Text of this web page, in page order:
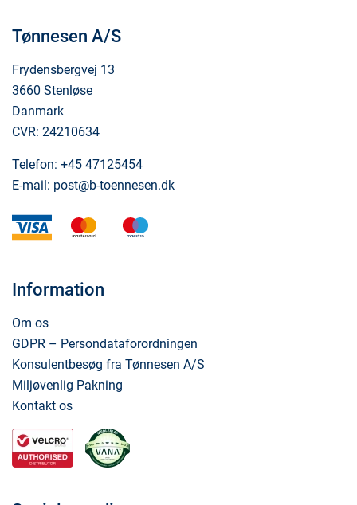
Tønnesen A/S
Frydensbergvej 13
3660 Stenløse
Danmark
CVR: 24210634
Telefon: +45 47125454
E-mail: post@b-toennesen.dk
visa mastercard
Information
Om os
GDPR – Persondataforordningen
Konsulentbesøg fra Tønnesen A/S
Miljøvenlig Pakning
Kontakt os